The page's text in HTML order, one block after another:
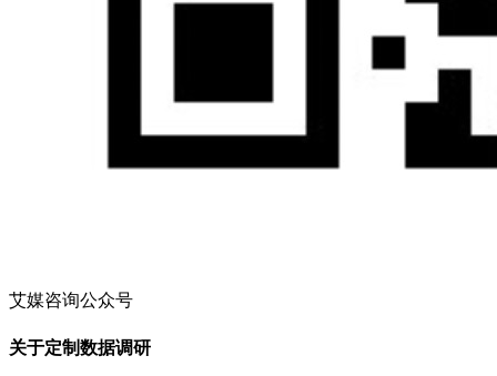
艾媒咨询公众号
关于定制数据调研